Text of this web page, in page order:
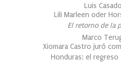
Luis Casado
Lili Marleen oder
El retorno de la
Marco
Xiomara Castro juró
Honduras: el regreso